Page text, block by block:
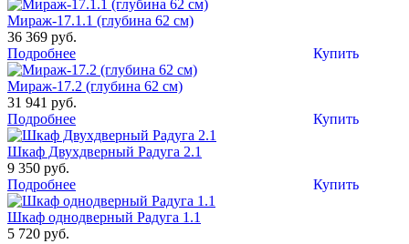
Мираж-17.1.1 (глубина 62 см)
36 369 руб.
Купить
Подробнее
Мираж-17.2 (глубина 62 см)
31 941 руб.
Купить
Подробнее
Шкаф Двухдверный Радуга 2.1
9 350 руб.
Купить
Подробнее
Шкаф однодверный Радуга 1.1
5 720 руб.